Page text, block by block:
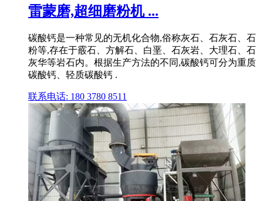
雷蒙磨,超细磨粉机 ...
碳酸钙是一种常见的无机化合物,俗称灰石、石灰石、石
粉等,存在于霰石、方解石、白垩、石灰岩、大理石、石
灰华等岩石内。根据生产方法的不同,碳酸钙可分为重质
碳酸钙、轻质碳酸钙 .
联系电话: 180 3780 8511